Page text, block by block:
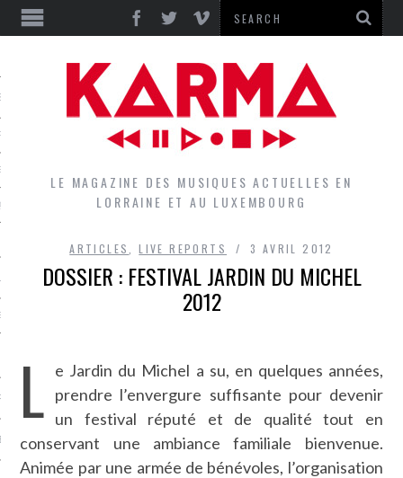
GROUPES DU LOCAL
LE MAGAZINE DES MUSIQUES ACTUELLES EN
LORRAINE ET AU LUXEMBOURG
ARTICLES ,LIVE REPORTS 3 AVRIL 2012
DOSSIER : FESTIVAL JARDIN DU MICHEL
2012
L e Jardin du Michel a su, en quelques années,
prendre l’envergure suffisante pour devenir
un festival réputé et de qualité tout en
conservant une ambiance familiale bienvenue.
Animée par une armée de bénévoles, l’organisation